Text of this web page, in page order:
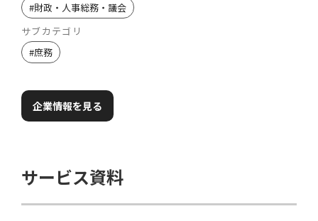
#財政・人事総務・議会
サブカテゴリ
#庶務
企業情報を見る
サービス資料